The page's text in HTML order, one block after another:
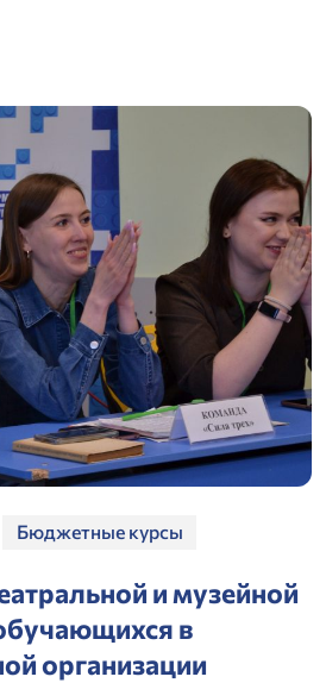
Бюджетные курсы
и музейной
в
организации